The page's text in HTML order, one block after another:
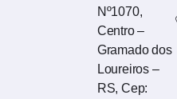
Nº1070,
Centro –
Gramado dos
Loureiros –
RS, Cep: